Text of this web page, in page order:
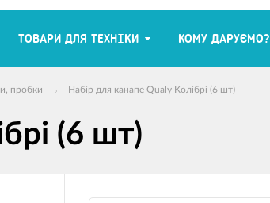
ТОВАРИ ДЛЯ ТЕХНІКИ КОМУ ДАРУЄМО?
пробки Набір для канапе Qualy Колібрі (6 шт)
(6 шт)